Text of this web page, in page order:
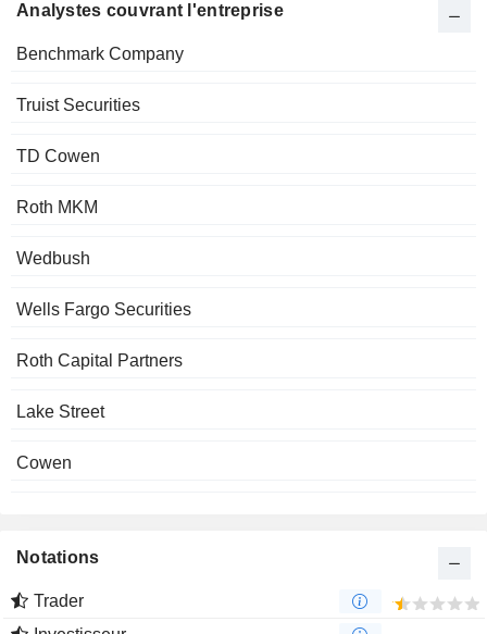
Analystes couvrant l'entreprise
Benchmark Company
Truist Securities
TD Cowen
Roth MKM
Wedbush
Wells Fargo Securities
Roth Capital Partners
Lake Street
Cowen
Notations
Trader